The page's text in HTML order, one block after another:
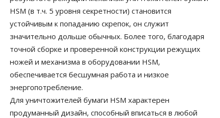
HSM (в т.ч. 5 уровня секретности) становится
устойчивым к попаданию скрепок, он служит
значительно дольше обычных. Более того, благодаря
точной сборке и проверенной конструкции режущих
ножей и механизма в оборудовании HSM,
обеспечивается бесшумная работа и низкое
энергопотребление.
Для уничтожителей бумаги HSM характерен
продуманный дизайн, способный вписаться в любой